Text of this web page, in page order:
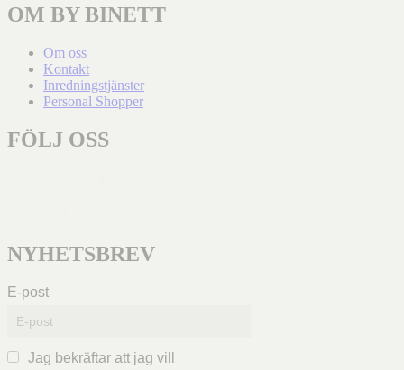
OM BY BINETT
Om oss
Kontakt
Inredningstjänster
Personal Shopper
FÖLJ OSS
NYHETSBREV
E-post
Jag bekräftar att jag vill